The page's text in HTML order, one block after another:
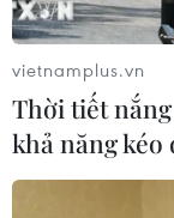
từ năm 2027
07/08/2026 13:01
Sân chơi học
rèn kỹ năng
nhảy
vietnamplus.vn
Thời tiết
khả năng kéo